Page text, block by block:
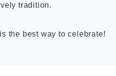
tradition.
the best way to celebrate!